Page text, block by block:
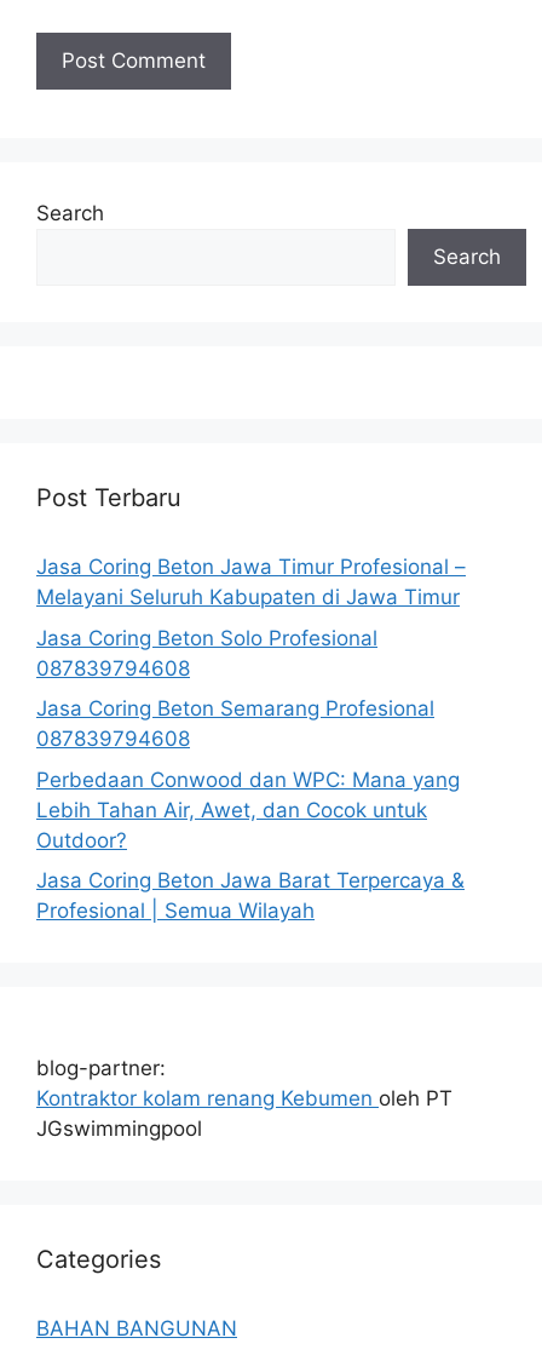
Search
Search
Post Terbaru
Jasa Coring Beton Jawa Timur Profesional –
Melayani Seluruh Kabupaten di Jawa Timur
Jasa Coring Beton Solo Profesional
087839794608
Jasa Coring Beton Semarang Profesional
087839794608
Perbedaan Conwood dan WPC: Mana yang
Lebih Tahan Air, Awet, dan Cocok untuk
Outdoor?
Jasa Coring Beton Jawa Barat Terpercaya &
Profesional | Semua Wilayah
blog-partner:
Kontraktor kolam renang Kebumen oleh PT
JGswimmingpool
Categories
BAHAN BANGUNAN